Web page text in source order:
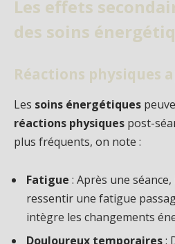
Les effets
des soins
Réactions physiques
Les soins énergétiques
réactions physiques post-
plus fréquents, on note :
Fatigue : Après une
ressentir une fatigue
intègre les changements
Douloureux temporaires: